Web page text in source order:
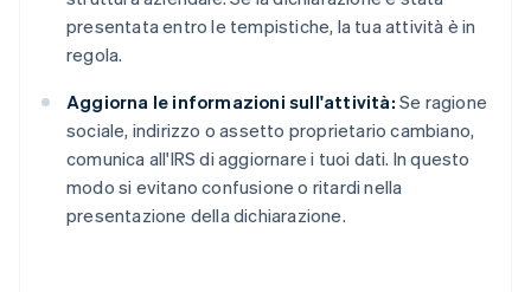
presentata entro le tempistiche, la tua attività è in
regola.
Aggiorna le informazioni sull'attività: Se ragione
sociale, indirizzo o assetto proprietario cambiano,
comunica all'IRS di aggiornare i tuoi dati. In questo
modo si evitano confusione o ritardi nella
presentazione della dichiarazione.